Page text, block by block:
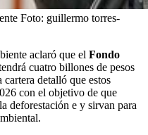
Foto: guillermo torres-
aclaró que el Fondo
cuatro billones de pesos
detalló que estos
con el objetivo de que
deforestación e y sirvan para